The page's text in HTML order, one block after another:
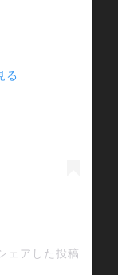
る
ェアした投稿